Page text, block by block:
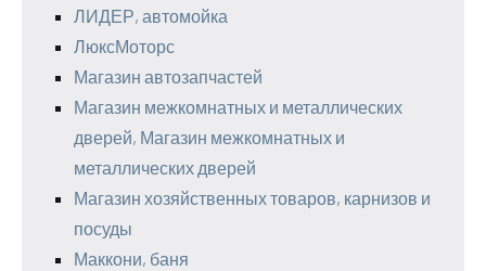
ЛИДЕР, автомойка
ЛюксМоторс
Магазин автозапчастей
Магазин межкомнатных и металлических
дверей, Магазин межкомнатных и
металлических дверей
Магазин хозяйственных товаров, карнизов и
посуды
Маккони, баня